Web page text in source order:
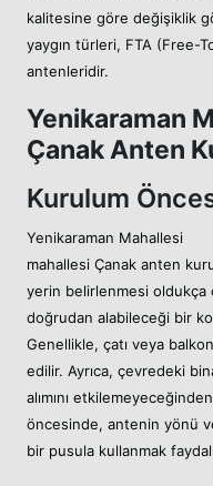
kalitesine göre değişiklik
yaygın türleri, FTA (Free-
antenleridir.
Yenikaraman
Çanak Anten
Kurulum
Yenikaraman Mahallesi
mahallesi Çanak anten
yerin belirlenmesi
doğrudan alabileceği bir
Genellikle, çatı veya
edilir. Ayrıca, çevredeki
alımını
öncesinde, antenin yönü
bir pusula kullanmak